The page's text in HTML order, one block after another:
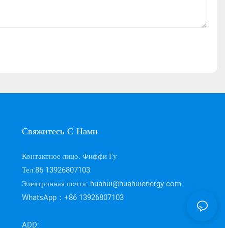
Свяжитесь С Нами
Контактное лицо: Фиффи Гу
Тел:86 13926807103
Электронная почта: huahui@huahuienergy.com
WhatsApp：+86 13926807103
ADD: